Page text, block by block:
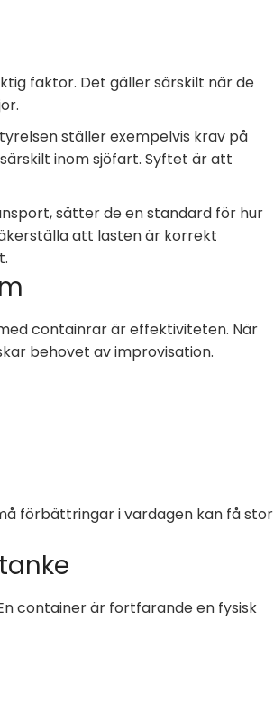
faktor. Det gäller särskilt när de
ställer exempelvis krav på
inom sjöfart. Syftet är att
sätter de en standard för hur
att lasten är korrekt
containrar är effektiviteten. När
behovet av improvisation.
förbättringar i vardagen kan få stor
container är fortfarande en fysisk